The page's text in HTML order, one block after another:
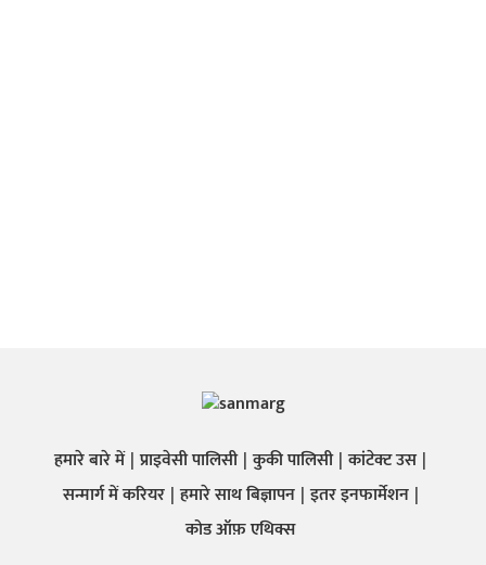
हमारे बारे में प्राइवेसी पालिसी कुकी पालिसी कांटेक्ट उस
सन्मार्ग में करियर हमारे साथ बिज्ञापन इतर इनफार्मेशन
कोड ऑफ़ एथिक्स